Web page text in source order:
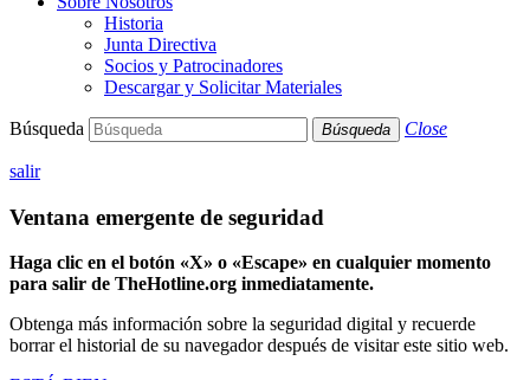
Historia
Junta Directiva
Socios y Patrocinadores
Descargar y Solicitar Materiales
Búsqueda Búsqueda Close
salir
Ventana emergente de seguridad
Haga clic en el botón «X» o «Escape» en cualquier momento
para salir de TheHotline.org inmediatamente.
Obtenga más información sobre la seguridad digital y recuerde
borrar el historial de su navegador después de visitar este sitio web.